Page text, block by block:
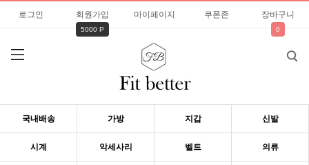
로그인 회원가입
5000 P
마이페이지 쿠폰존 장바구니
0
국내배송 가방 지갑 신발
시계 악세사리 벨트 의류